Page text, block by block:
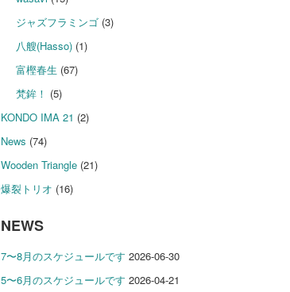
ジャズフラミンゴ (3)
八艘(Hasso) (1)
富樫春生 (67)
梵鉾！ (5)
KONDO IMA 21 (2)
News (74)
Wooden Triangle(21)
爆裂トリオ (16)
NEWS
7〜8月のスケジュールです 2026-06-30
5〜6月のスケジュールです 2026-04-21